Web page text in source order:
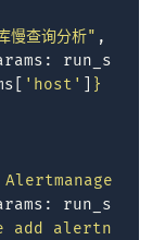
慢查询分析" ,
: run_shell
'host' }
Alertmanager 告
: run_shell
alertname=